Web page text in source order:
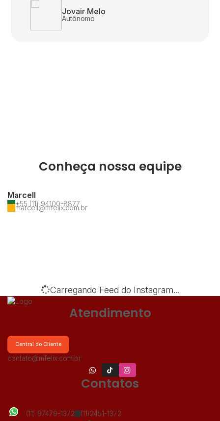
Jovair Melo
Autônomo
Conheça nossa equipe
Marcell
+55 (11) 94100-8877
marcell@mfelix.com.br
Carregando Feed do Instagram...
Atendimento
Central do Cliente
contato@mfelix.com.br
Contatos
(11) 97479-1372 (11)2451-1372